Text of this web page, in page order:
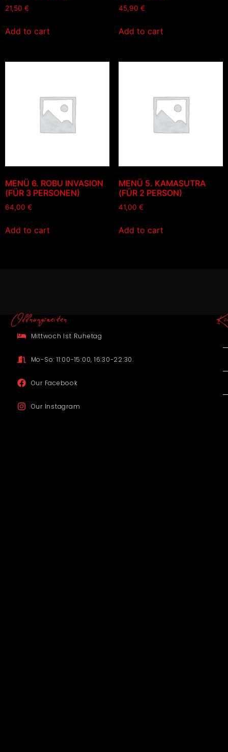
21,50 €
Add to cart
45,90 €
Add to cart
MENÜ 6. ROBU INVASION
(FÜR 3 PERSONEN)
64,00 €
Add to cart
MENÜ 5. KAMASUTRA
(FÜR 2 PERSON)
41,00 €
Add to cart
Offnungszeiten
Mittwoch Ist Ruhetag
Mo-So: 11:00-15:00, 16:30-22:30.
Our Facebook
Our Instagram